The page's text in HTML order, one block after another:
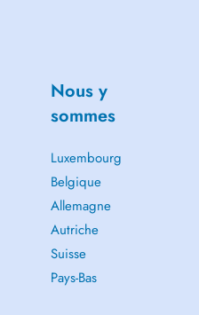
Nous y
sommes
Luxembourg
Belgique
Allemagne
Autriche
Suisse
Pays-Bas